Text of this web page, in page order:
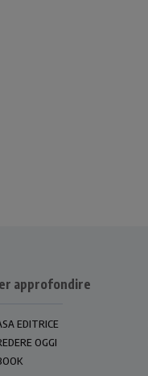
approfondire
EDITRICE
OGGI